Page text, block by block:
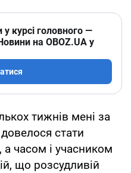
курсі головного —
на OBOZ.UA у
тижнів мені за
стати
а часом і учасником
що розсудливій